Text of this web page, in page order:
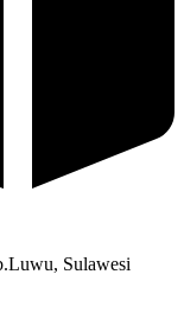
Sulawesi